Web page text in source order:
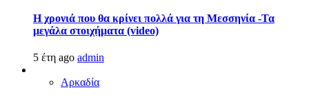
Η χρονιά που θα κρίνει πολλά για τη Μεσσηνία -Τα
μεγάλα στοιχήματα (video)
5 έτη ago admin
Αρκαδία